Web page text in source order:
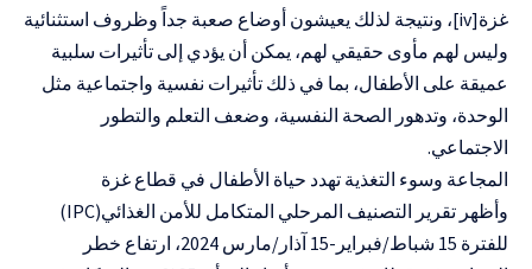
غزة[iv]، ونتيجة لذلك يعيشون أوضاع صعبة جداً وظروف استثنائية
وليس لهم مأوى حقيقي لهم، يمكن أن يؤدي إلى تأثيرات سلبية
عميقة على الأطفال، بما في ذلك تأثيرات نفسية واجتماعية مثل
الوحدة، وتدهور الصحة النفسية، وضعف التعلم والتطور
الاجتماعي.
المجاعة وسوء التغذية تهدد حياة الأطفال في قطاع غزة
وأظهر تقرير التصنيف المرحلي المتكامل للأمن الغذائي(IPC)
للفترة 15 شباط/فبراير-15 آذار/مارس 2024، ارتفاع خطر